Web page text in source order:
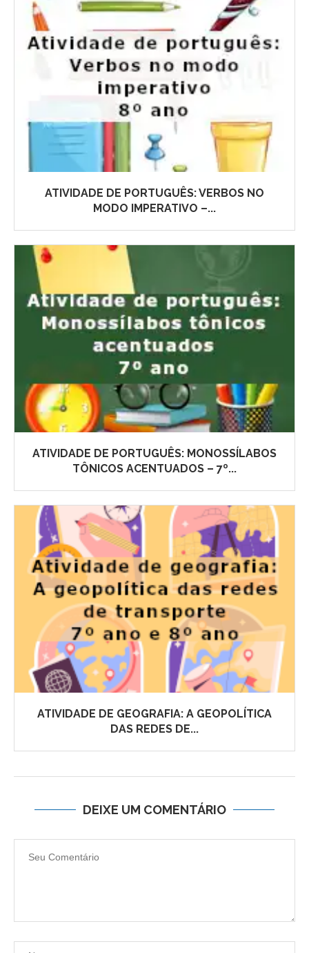
ATIVIDADE DE PORTUGUÊS: VERBOS NO
MODO IMPERATIVO –...
ATIVIDADE DE PORTUGUÊS: MONOSSÍLABOS
TÔNICOS ACENTUADOS – 7º...
ATIVIDADE DE GEOGRAFIA: A GEOPOLÍTICA
DAS REDES DE...
DEIXE UM COMENTÁRIO